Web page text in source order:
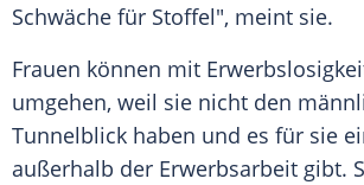
Schwäche für Stoffel", meint sie.
Frauen können mit
umgehen, weil sie nicht den
Tunnelblick haben und es für sie
außerhalb der Erwerbsarbeit gibt.